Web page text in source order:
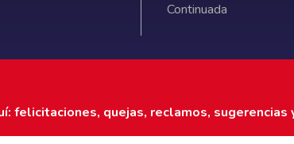
Continuada
felicitaciones, quejas, reclamos,